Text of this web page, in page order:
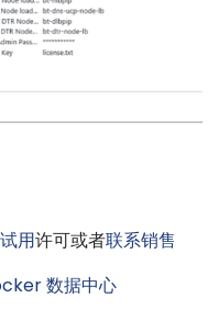
用许可或者联系销售
数据中心